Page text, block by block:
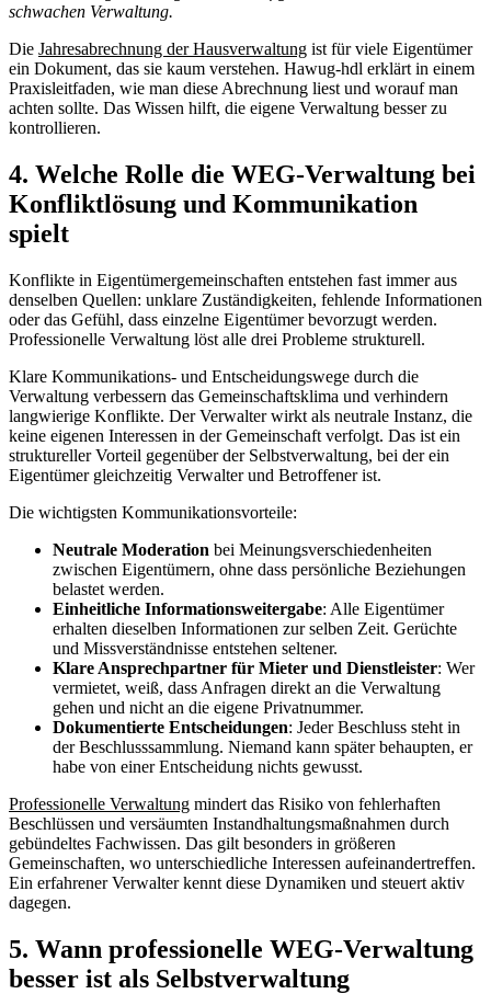
schwachen Verwaltung.
Die Jahresabrechnung der Hausverwaltung ist für viele Eigentümer
ein Dokument, das sie kaum verstehen. Hawug-hdl erklärt in einem
Praxisleitfaden, wie man diese Abrechnung liest und worauf man
achten sollte. Das Wissen hilft, die eigene Verwaltung besser zu
kontrollieren.
4. Welche Rolle die WEG-Verwaltung bei
Konfliktlösung und Kommunikation
spielt
Konflikte in Eigentümergemeinschaften entstehen fast immer aus
denselben Quellen: unklare Zuständigkeiten, fehlende Informationen
oder das Gefühl, dass einzelne Eigentümer bevorzugt werden.
Professionelle Verwaltung löst alle drei Probleme strukturell.
Klare Kommunikations- und Entscheidungswege durch die
Verwaltung verbessern das Gemeinschaftsklima und verhindern
langwierige Konflikte. Der Verwalter wirkt als neutrale Instanz, die
keine eigenen Interessen in der Gemeinschaft verfolgt. Das ist ein
struktureller Vorteil gegenüber der Selbstverwaltung, bei der ein
Eigentümer gleichzeitig Verwalter und Betroffener ist.
Die wichtigsten Kommunikationsvorteile:
Neutrale Moderation bei Meinungsverschiedenheiten
zwischen Eigentümern, ohne dass persönliche Beziehungen
belastet werden.
Einheitliche Informationsweitergabe: Alle Eigentümer
erhalten dieselben Informationen zur selben Zeit. Gerüchte
und Missverständnisse entstehen seltener.
Klare Ansprechpartner für Mieter und Dienstleister: Wer
vermietet, weiß, dass Anfragen direkt an die Verwaltung
gehen und nicht an die eigene Privatnummer.
Dokumentierte Entscheidungen: Jeder Beschluss steht in
der Beschlusssammlung. Niemand kann später behaupten, er
habe von einer Entscheidung nichts gewusst.
Professionelle Verwaltung mindert das Risiko von fehlerhaften
Beschlüssen und versäumten Instandhaltungsmaßnahmen durch
gebündeltes Fachwissen. Das gilt besonders in größeren
Gemeinschaften, wo unterschiedliche Interessen aufeinandertreffen.
Ein erfahrener Verwalter kennt diese Dynamiken und steuert aktiv
dagegen.
5. Wann professionelle WEG-Verwaltung
besser ist als Selbstverwaltung